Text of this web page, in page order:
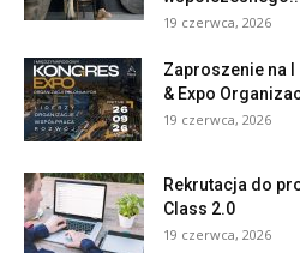
19 czerwca, 2026
Zaproszenie na
& Expo
19 czerwca, 2026
Rekrutacja do
Class 2.0
19 czerwca, 2026